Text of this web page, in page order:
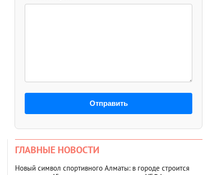
Отправить
ГЛАВНЫЕ НОВОСТИ
Новый символ спортивного Алматы: в городе строится